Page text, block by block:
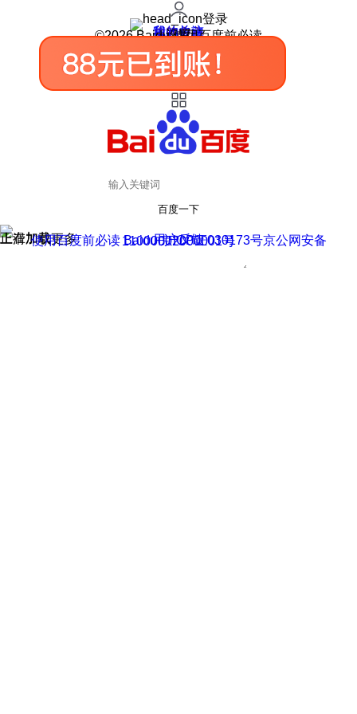
登录
我的关注
我的收藏
皮肤中心
用户反馈
设置
©2026 Baidu 使用百度前必读
百度一下
正在加载
上滑加载更多 用户反馈
使用百度前必读 Baidu 京ICP证030173号
京公网安备11000002000001号